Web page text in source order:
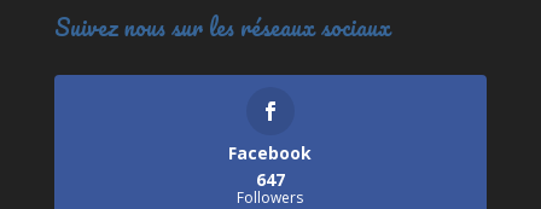
Suivez nous sur les réseaux sociaux
Facebook
647
Followers